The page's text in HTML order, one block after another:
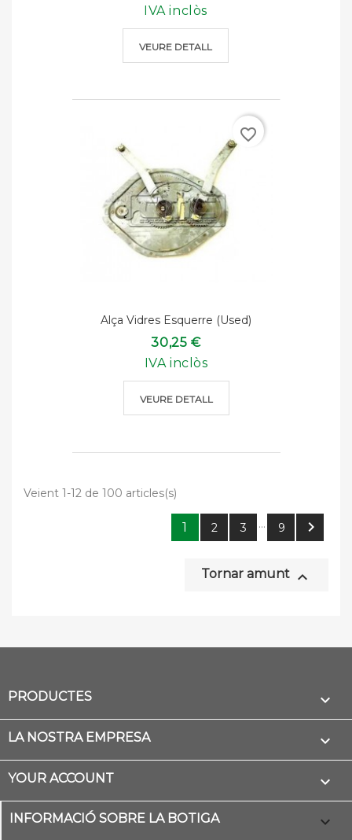
IVA inclòs
VEURE DETALL
Alça Vidres Esquerre (used)
30,25 €
IVA inclòs
VEURE DETALL
favorite_border
Veient 1-12 de 100 articles(s)
1 2 3 … 9 
Tornar amunt 
PRODUCTES 
LA NOSTRA EMPRESA 
YOUR ACCOUNT 
INFORMACIÓ SOBRE LA BOTIGA keyboard_arrow_down